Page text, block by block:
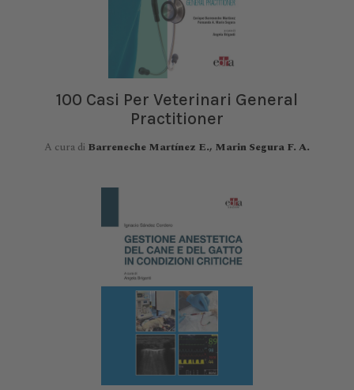
100 Casi Per Veterinari General
Practitioner
A cura di Barreneche Martínez E., Marin Segura F. A.